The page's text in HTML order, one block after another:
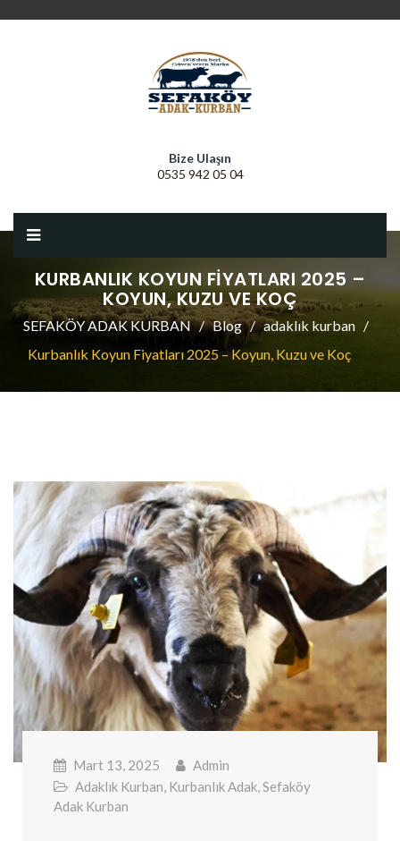
Bize Ulaşın
0535 942 05 04
KURBANLIK KOYUN FIYATLARI 2025 –
KOYUN, KUZU VE KOÇ
SEFAKÖY ADAK KURBAN Blog
adaklık kurban
Kurbanlık Koyun Fiyatları 2025 – Koyun, Kuzu ve Koç
Mart 13, 2025
Admin
Adaklık Kurban Kurbanlık Adak Sefaköy
Adak Kurban